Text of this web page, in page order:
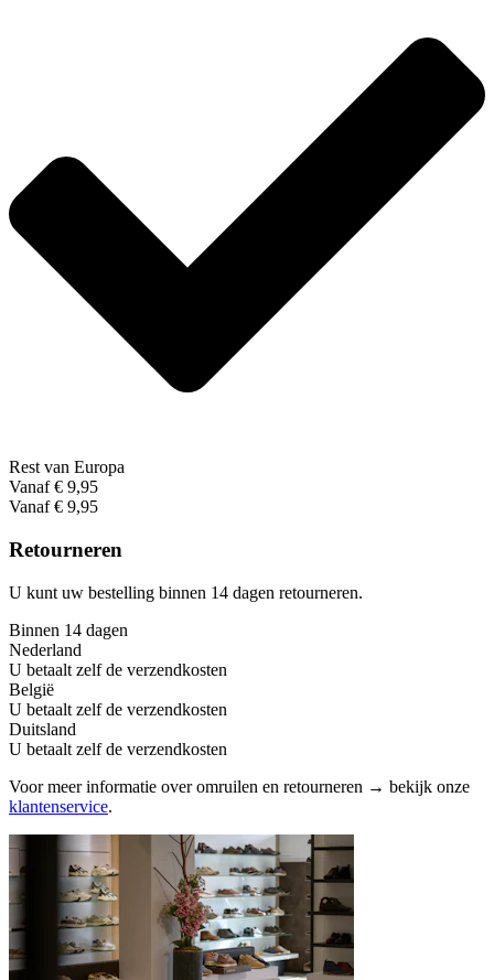
Rest van Europa
Vanaf € 9,95
Vanaf € 9,95
Retourneren
U kunt uw bestelling binnen 14 dagen retourneren.
Binnen 14 dagen
Nederland
U betaalt zelf de verzendkosten
België
U betaalt zelf de verzendkosten
Duitsland
U betaalt zelf de verzendkosten
Voor meer informatie over omruilen en retourneren → bekijk onze
klantenservice.